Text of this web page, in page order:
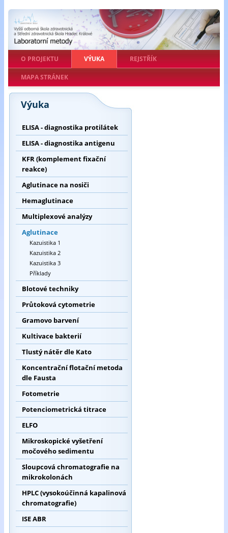
O PROJEKTU VÝUKA REJSTŘÍK
MAPA STRÁNEK
Výuka
ELISA - diagnostika protilátek
ELISA - diagnostika antigenu
KFR (komplement fixační
reakce)
Aglutinace na nosiči
Hemaglutinace
Multiplexové analýzy
Aglutinace
Kazuistika 1
Kazuistika 2
Kazuistika 3
Příklady
Blotové techniky
Průtoková cytometrie
Gramovo barvení
Kultivace bakterií
Tlustý nátěr dle Kato
Koncentrační flotační metoda
dle Fausta
Fotometrie
Potenciometrická titrace
ELFO
Mikroskopické vyšetření
močového sedimentu
Sloupcová chromatografie na
mikrokolonách
HPLC (vysokoúčinná kapalinová
chromatografie)
ISE ABR